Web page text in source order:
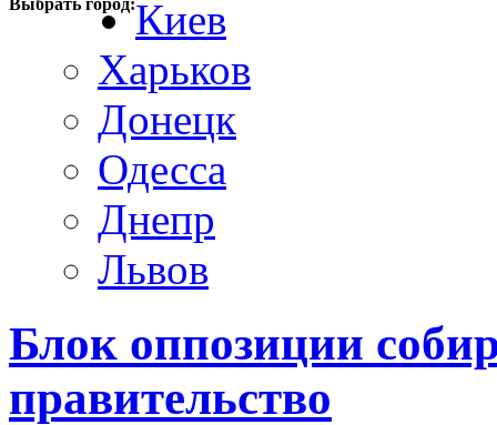
Выбрать город:Киев
Харьков
Донецк
Одесса
Днепр
Львов
Блок оппозиции
правительство